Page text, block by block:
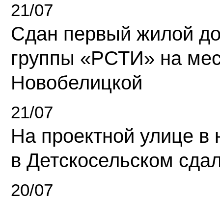
21/07
Сдан первый жилой
группы «РСТИ» на
Новобелицкой
21/07
На проектной улице
в Детскосельском
20/07